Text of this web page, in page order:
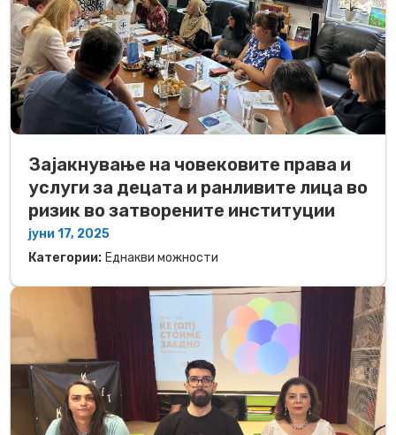
Зајакнување на човековите права и
услуги за децата и ранливите лица во
ризик во затворените институции
јуни 17, 2025
Категории: Еднакви можности